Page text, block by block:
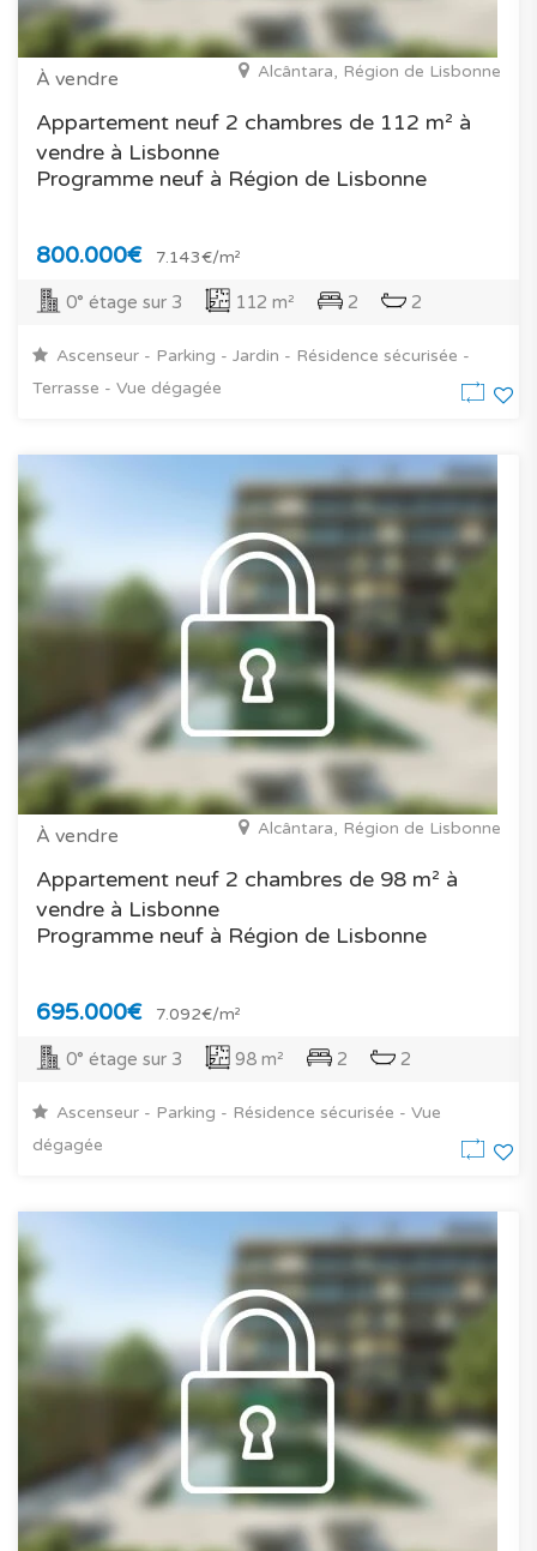
À vendre Alcântara, Région de Lisbonne
Appartement neuf 2 chambres de 112 m² à
vendre à Lisbonne
Programme neuf à Région de Lisbonne
800.000€ 7.143€/m²
0° étage sur 3 112 m² 2 2
Ascenseur - Parking - Jardin - Résidence sécurisée -
Terrasse - Vue dégagée
À vendre Alcântara, Région de Lisbonne
Appartement neuf 2 chambres de 98 m² à
vendre à Lisbonne
Programme neuf à Région de Lisbonne
695.000€ 7.092€/m²
0° étage sur 3 98 m² 2 2
Ascenseur - Parking - Résidence sécurisée - Vue
dégagée